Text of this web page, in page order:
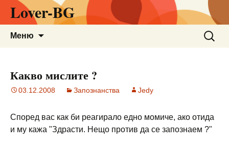
Lover-BG
Меню
за:
Какво мислите ?
03.12.2008 Запознанства Jedy
Според вас как би реагирало едно момиче, ако отида
и му кажа "Здрасти. Нещо против да се запознаем ?"